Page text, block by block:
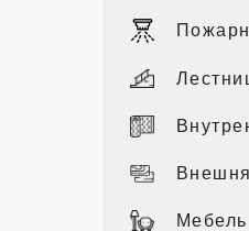
Мебель